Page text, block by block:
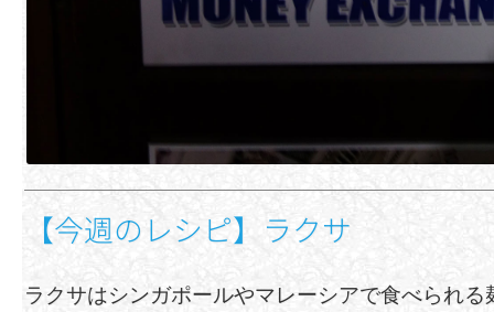
【今週のレシピ】ラクサ
ラクサはシンガポールやマレーシアで食べられ